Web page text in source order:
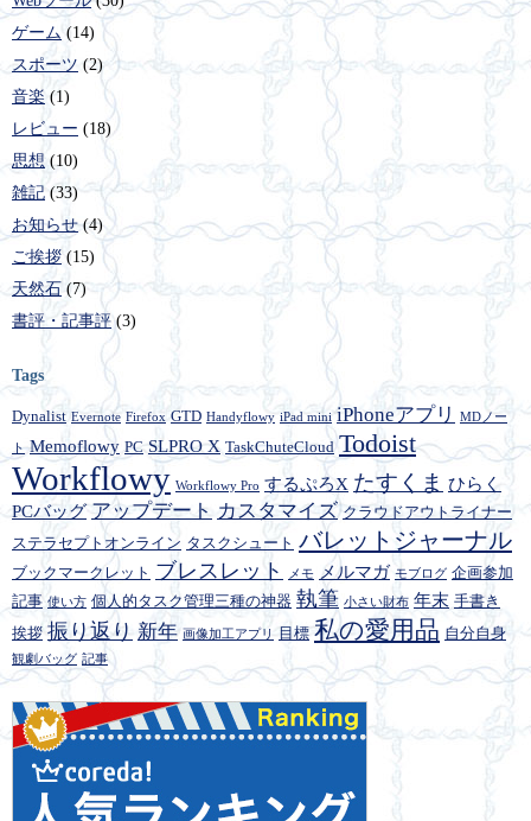
ゲーム (14)
スポーツ (2)
音楽 (1)
レビュー (18)
思想 (10)
雑記 (33)
お知らせ(4)
ご挨拶 (15)
天然石(7)
書評・記事評(3)
Tags
Dynalist Evernote Firefox GTD Handyflowy iPad mini iPhoneアプリ MDノー
ト Memoflowy PC SLPRO X TaskChuteCloud Todoist
Workflowy Workflowy Pro するぷろX たすくま ひらく
PCバッグ アップデート カスタマイズ クラウドアウトライナー
ステラセプトオンライン タスクシュート バレットジャーナル
ブックマークレット ブレスレット メモ メルマガ モブログ 企画参加
記事 使い方 個人的タスク管理三種の神器 執筆 小さい財布 年末 手書き
挨拶 振り返り 新年 画像加工アプリ 目標 私の愛用品 自分自身
観劇バッグ 記事